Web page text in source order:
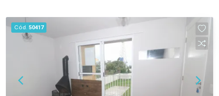
Cód. 50417